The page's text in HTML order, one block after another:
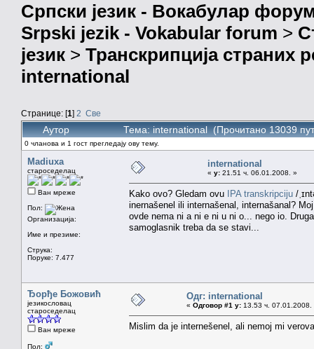
Српски језик - Вокабулар
Srpski jezik - Vokabular forum >
језик > Транскрипција страних
international
Странице: [1] 2 Све
Аутор Тема: international (Прочитано 13039
0 чланова и 1 гост прегледају ову тему.
Madiuxa
староседелац
Ван мреже
Пол:
Организација:
Име и презиме:
Струка:
Поруке: 7.477
international
« у: 21.51 ч. 06.01.2008. »
Kako ovo? Gledam ovu IPA transkripciju /
inernašenel ili internašenal, internašanal?
ovde nema ni a ni e ni u ni o... nego io.
samoglasnik treba da se stavi...
Ђорђе Божовић
језикословац
староседелац
Ван мреже
Пол:
Одг: international
« Одговор #1 у: 13.53 ч. 07.01.2008.
Mislim da je internešenel, ali nemoj mi